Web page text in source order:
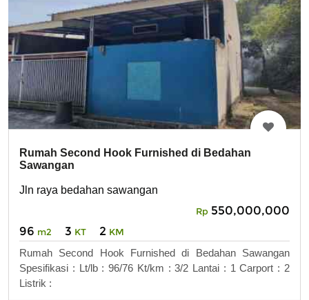
Rumah Second Hook Furnished di Bedahan
Sawangan
Jln raya bedahan sawangan
Rp 550,000,000
96 m2 3 KT 2 KM
Rumah Second Hook Furnished di Bedahan Sawangan
Spesifikasi : Lt/lb : 96/76 Kt/km : 3/2 Lantai : 1 Carport : 2
Listrik :